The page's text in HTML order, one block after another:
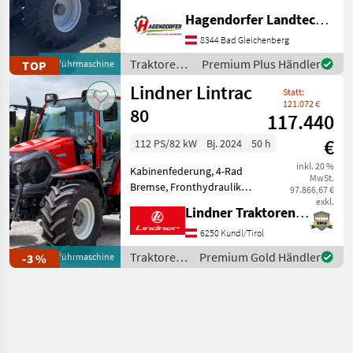
TOPVorführmaschine
Zapfwellendrehzahl:
Höchstgeschwindigkeit in
km/h: 50 km/h, Aufladung:
Turbo
Hagendorfer Landtechnik
8344 Bad Gleichenberg
Traktoren /
Massey
Ferguson
Premium Plus Händler
-3 %Vorführmaschine
Lindner Lintrac
80
Statt:
121.072 €
117.440
€
inkl. 20 %
MwSt.
97.866,67 €
exkl.
112 PS/82 kW Bj. 2024
50 h
Kabinenfederung, 4-Rad
Bremse, Fronthydraulik
inkl. 20% MwSt. TOP-
AUSSTATTUNG: LINDNER-
Hinterachslenkung, Lindner
Fronthydraulik verstärkt,
Lindner Traktorenwerk GesmbH
6250 Kundl/Tirol
Traktoren
/ Lindner
Premium Gold Händler